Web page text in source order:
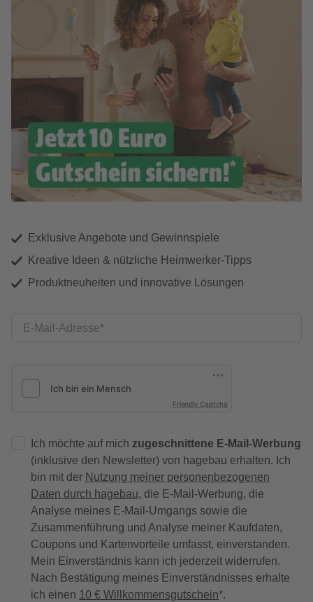
Exklusive Angebote und Gewinnspiele
Kreative Ideen & nützliche Heimwerker-Tipps
Produktneuheiten und innovative Lösungen
E-Mail-Adresse
Friendly Captcha
Ich möchte auf mich zugeschnittene E-Mail-Werbung
(inklusive den Newsletter) von hagebau erhalten. Ich
bin mit der Nutzung meiner personenbezogenen
Daten durch hagebau, die E-Mail-Werbung, die
Analyse meines E-Mail-Umgangs sowie die
Zusammenführung und Analyse meiner Kaufdaten,
Coupons und Kartenvorteile umfasst, einverstanden.
Mein Einverständnis kann ich jederzeit widerrufen.
Nach Bestätigung meines Einverständnisses erhalte
ich einen 10 € Willkommensgutschein*.